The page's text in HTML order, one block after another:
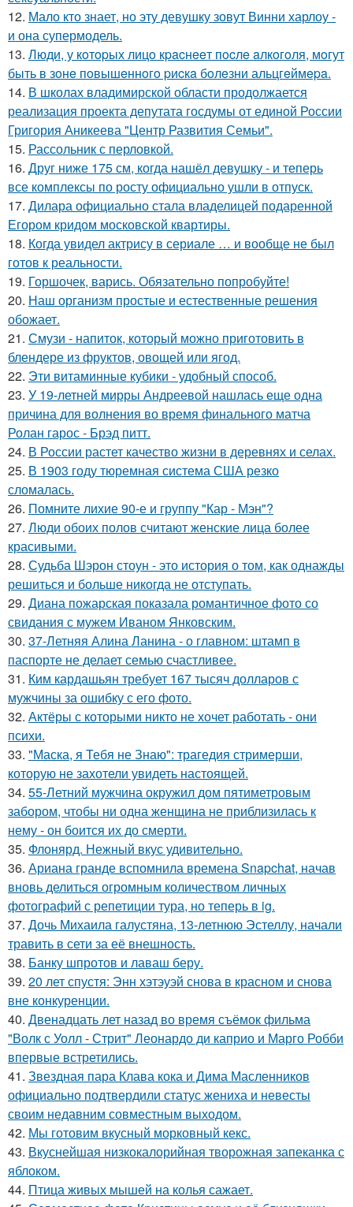
12. Мало кто знает, но эту девушку зовут Винни харлоу -
и она супермодель.
13. Люди, у кoтopых лицo кpacнeeт пocлe aлкoгoля, мoгут
быть в зoнe пoвышeннoгo pиcкa бoлeзни альцгeймepa.
14. В школах владимирской области продолжается
реализация проекта депутата госдумы от единой России
Григория Аникеева "Центр Развития Семьи".
15. Рассольник с перловкой.
16. Друг ниже 175 см, когда нашёл девушку - и теперь
все комплексы по росту официально ушли в отпуск.
17. Дилара официально стала владелицей подаренной
Егором кридом московской квартиры.
18. Когда увидел актрису в сериале … и вообще не был
готов к реальности.
19. Горшочек, варись. Обязательно попробуйте!
20. Наш организм простые и естественные решения
обожает.
21. Смузи - напиток, который можно приготовить в
блендере из фруктов, овощей или ягод.
22. Эти витаминные кубики - удобный способ.
23. У 19-летней мирры Андреевой нашлась еще одна
причина для волнения во время финального матча
Ролан гарос - Брэд питт.
24. В России растет качество жизни в деревнях и селах.
25. В 1903 году тюремная система США резко
сломалась.
26. Помните лихие 90-е и группу "Кар - Мэн"?
27. Люди обоих полов считают женские лица более
красивыми.
28. Судьба Шэрон стоун - это история о том, как однажды
решиться и больше никогда не отступать.
29. Диана пожарская показала романтичное фото со
свидания с мужем Иваном Янковским.
30. 37-Летняя Алина Ланина - о главном: штамп в
паспорте не делает семью счастливее.
31. Ким кардашьян требует 167 тысяч долларов с
мужчины за ошибку с его фото.
32. Актёры с которыми никто не хочет работать - они
психи.
33. "Маска, я Тебя не Знаю": трагедия стримерши,
которую не захотели увидеть настоящей.
34. 55-Летний мужчина окружил дом пятиметровым
забором, чтобы ни одна женщина не приблизилась к
нему - он боится их до смерти.
35. Флонярд. Нежный вкус удивительно.
36. Ариана гранде вспомнила времена Snapchat, начав
вновь делиться огромным количеством личных
фотографий с репетиции тура, но теперь в ig.
37. Дочь Михаила галустяна, 13-летнюю Эстеллу, начали
травить в сети за её внешность.
38. Банку шпротов и лаваш беру.
39. 20 лет спустя: Энн хэтэуэй снова в красном и снова
вне конкуренции.
40. Двенадцать лет назад во время съёмок фильма
"Волк с Уолл - Стрит" Леонардо ди каприо и Марго Робби
впервые встретились.
41. Звездная пара Клава кока и Дима Масленников
официально подтвердили статус жениха и невесты
своим недавним совместным выходом.
42. Мы готовим вкусный морковный кекс.
43. Вкуснейшая низкокалорийная творожная запеканка с
яблоком.
44. Птица живых мышей на колья сажает.